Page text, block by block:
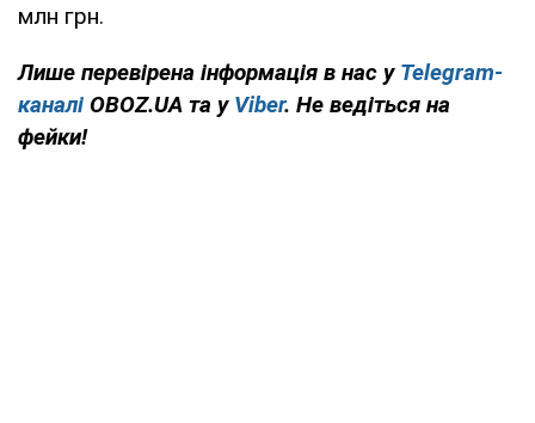
млн грн.
Лише перевірена інформація в нас у Telegram-
каналі OBOZ.UA та у Viber. Не ведіться на
фейки!